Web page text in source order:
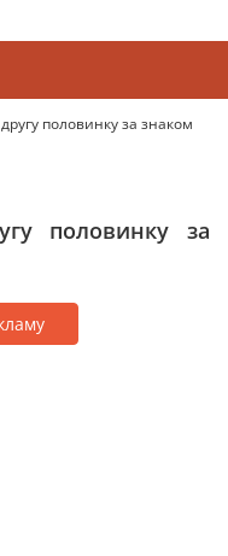
половинку за знаком
половинку за